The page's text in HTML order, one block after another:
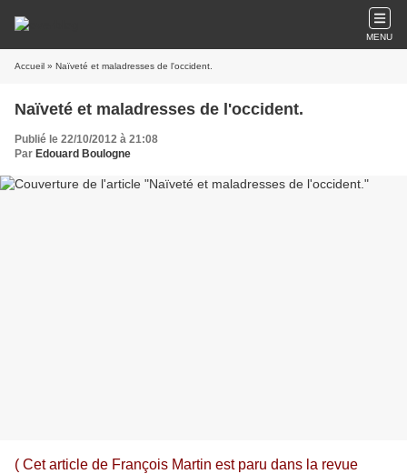
MENU
Accueil » Naïveté et maladresses de l'occident.
Naïveté et maladresses de l'occident.
Publié le 22/10/2012 à 21:08
Par Edouard Boulogne
( Cet article de François Martin est paru dans la revue